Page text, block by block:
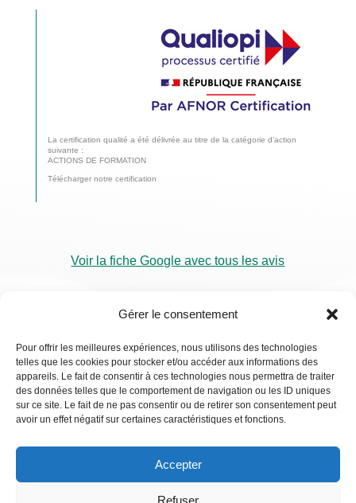
Gérer le consentement
Pour offrir les meilleures expériences, nous utilisons des technologies
telles que les cookies pour stocker et/ou accéder aux informations des
appareils. Le fait de consentir à ces technologies nous permettra de traiter
des données telles que le comportement de navigation ou les ID uniques
sur ce site. Le fait de ne pas consentir ou de retirer son consentement peut
avoir un effet négatif sur certaines caractéristiques et fonctions.
Accepter
Refuser
La certification qualité a été délivrée au titre de la catégorie d’action
suivante :
ACTIONS DE FORMATION
Télécharger notre certification
Voir la fiche Google avec tous les avis
RDV
Visio